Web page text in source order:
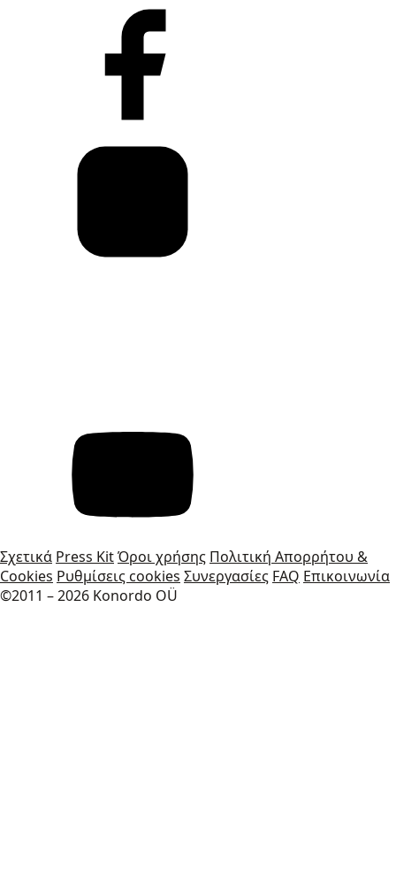
Σχετικά Press KitΌροι χρήσης Πολιτική Απορρήτου &
Cookies Ρυθμίσεις cookies Συνεργασίες FAQ Επικοινωνία
©2011 – 2026 Konordo OÜ